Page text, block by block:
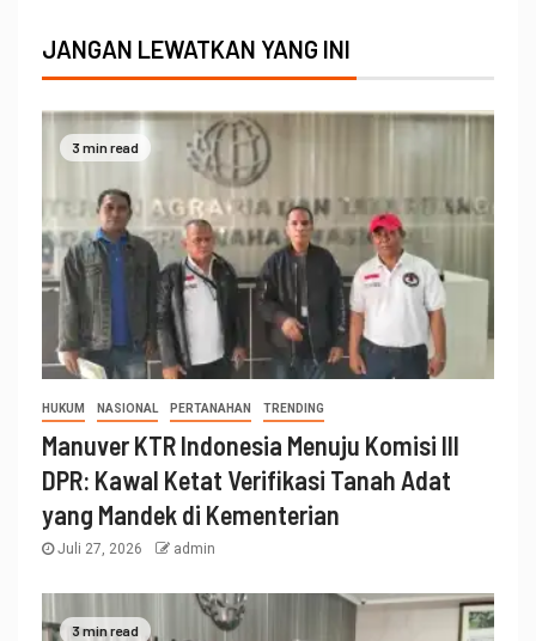
JANGAN LEWATKAN YANG INI
3 min read
HUKUM NASIONAL PERTANAHAN TRENDING
Manuver KTR Indonesia Menuju Komisi III
DPR: Kawal Ketat Verifikasi Tanah Adat
yang Mandek di Kementerian
Juli 27, 2026 admin
3 min read